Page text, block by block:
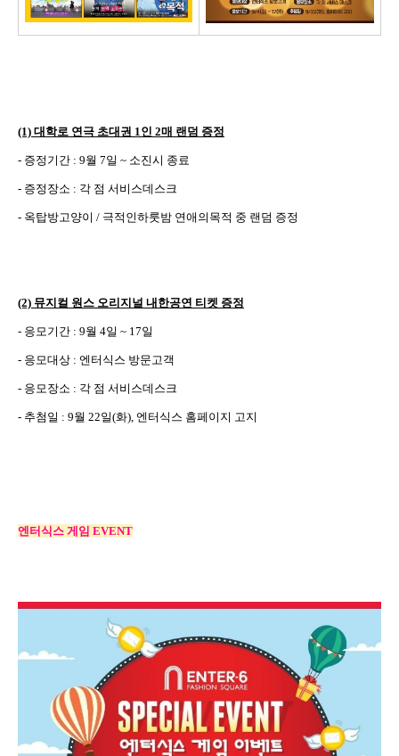
(1) 대학로 연극 초대권 1인 2매 랜덤 증정
- 증정기간 : 9월 7일 ~ 소진시 종료
- 증정장소 : 각 점 서비스데스크
- 옥탑방고양이 / 극적인하룻밤 연애의목적 중 랜덤 증정
(2) 뮤지컬 원스 오리지널 내한공연 티켓 증정
- 응모기간 : 9월 4일 ~ 17일
- 응모대상 : 엔터식스 방문고객
- 응모장소 : 각 점 서비스데스크
- 추첨일 : 9월 22일(화), 엔터식스 홈페이지 고지
엔터식스 게임 EVENT